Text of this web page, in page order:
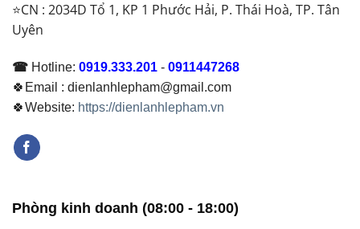
Loại
⭐CN : 2034D Tổ 1, KP 1 Phước Hải, P. Thái Hoà, TP. Tân
Uyên
☎ Hotline: 0919.333.201 - 0911447268
🍀Email : dienlanhlepham@gmail.com
🍀Website: https://dienlanhlepham.vn
Phòng kinh doanh (08:00 - 18:00)